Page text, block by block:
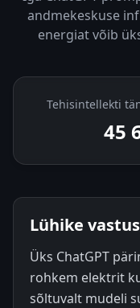
andmekeskuse
energiat võib
Tehisintellekti
45
Lühike vastus
Üks ChatGPT
rohkem elektrit
sõltuvalt mudeli